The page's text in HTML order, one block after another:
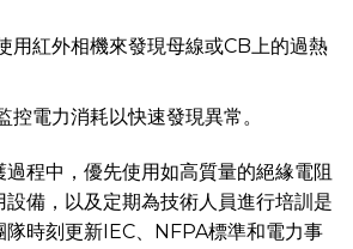
用紅外相機來發現母線或CB上的過熱
控電力消耗以快速發現異常。
程中，優先使用如高質量的絕緣電阻
備，以及定期為技術人員進行培訓是
隊時刻更新IEC、NFPA標準和電力事